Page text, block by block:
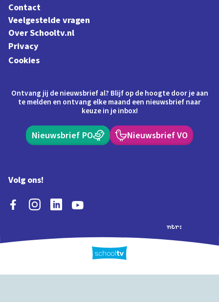
Contact
Veelgestelde vragen
Over Schooltv.nl
Privacy
Cookies
Ontvang jij de nieuwsbrief al? Blijf op de hoogte door je aan
te melden en ontvang elke maand een nieuwsbrief naar
keuze in je inbox!
Nieuwsbrief PO Nieuwsbrief VO
Volg ons!